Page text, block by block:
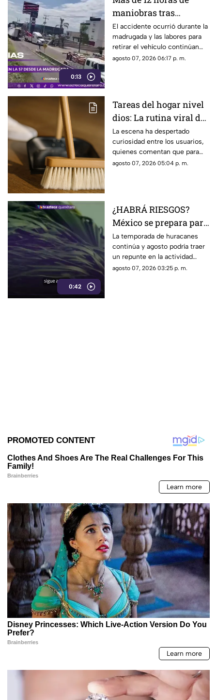
0:13
maniobras tras
volcadura de unidad
pesada en la carretera
57
El accidente ocurrió durante la
madrugada y las labores para
retirar el vehículo continúan
desde hace más de 12 horas en
agosto 07, 2026 06:17 p. m.
Tareas del hogar nivel
dios: La rutina viral de
esta mamá para la
limpieza el techo
La escena ha despertado
curiosidad entre los usuarios,
quienes comentan que para
algunas personas ningún
agosto 07, 2026 05:04 p. m.
0:42
¿HABRÁ RIESGOS?
México se prepara para
otro posible ciclón
tropical; esta sería la
fecha
La temporada de huracanes
continúa y agosto podría traer
un repunte en la actividad
tropical; estos son los
agosto 07, 2026 03:25 p. m.